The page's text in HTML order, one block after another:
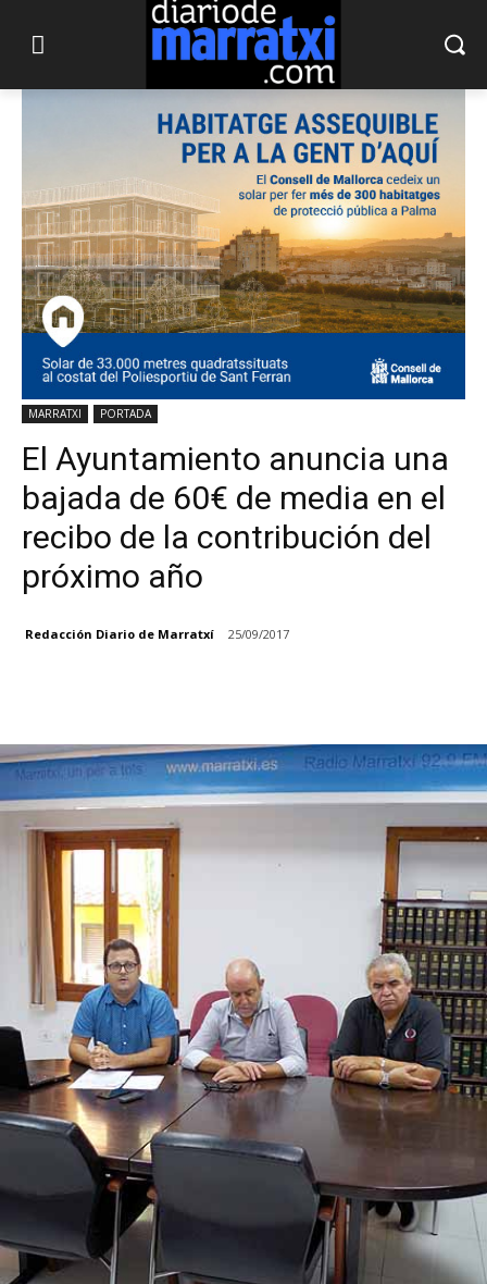
MARRATXI PORTADA
El Ayuntamiento anuncia una
bajada de 60€ de media en el
recibo de la contribución del
próximo año
Redacción Diario de Marratxí 25/09/2017